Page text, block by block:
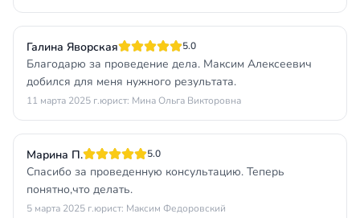
Галина Яворская 5.0
Благодарю за проведение дела. Максим Алексеевич
добился для меня нужного результата.
11 марта 2025 г.юрист: Мина Ольга Викторовна
Марина П. 5.0
Спасибо за проведенную консультацию. Теперь
понятно,что делать.
5 марта 2025 г.юрист: Максим Федоровский